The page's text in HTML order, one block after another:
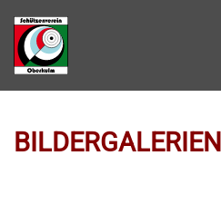
Zum Hauptinhalt springen
BILDERGALERIEN